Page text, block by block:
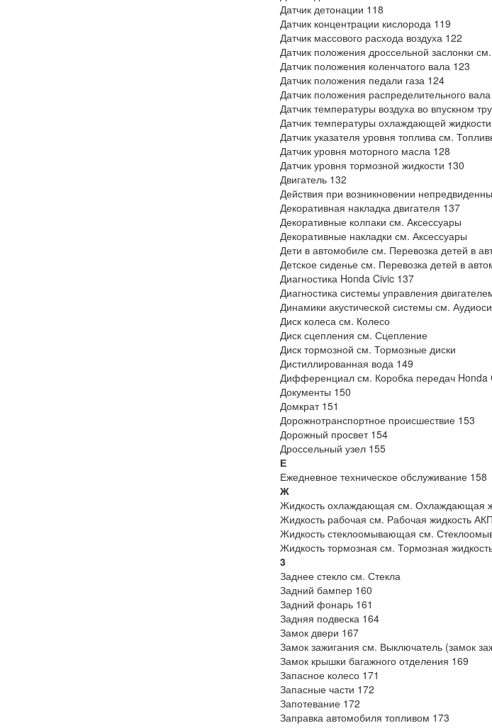
Датчик детонации 118
Датчик концентрации кислорода 119
Датчик массового расхода воздуха 122
Датчик положения дроссельной заслонки
Датчик положения коленчатого вала 123
Датчик положения педали газа 124
Датчик положения распределительного
Датчик температуры воздуха во впускном
Датчик температуры охлаждающей
Датчик указателя уровня топлива см.
Датчик уровня моторного масла 128
Датчик уровня тормозной жидкости 130
Двигатель 132
Действия при возникновении
Декоративная накладка двигателя 137
Декоративные колпаки см. Аксессуары
Декоративные накладки см. Аксессуары
Дети в автомобиле см. Перевозка детей в
Детское сиденье см. Перевозка детей в
Диагностика Honda Civic 137
Диагностика системы управления
Динамики акустической системы см.
Диск колеса см. Колесо
Диск сцепления см. Сцепление
Диск тормозной см. Тормозные диски
Дистиллированная вода 149
Дифференциал см. Коробка передач Honda
Документы 150
Домкрат 151
Дорожнотранспортное происшествие 153
Дорожный просвет 154
Дроссельный узел 155
Е
Ежедневное техническое обслуживание 158
Ж
Жидкость охлаждающая см. Охлаждающая
Жидкость рабочая см. Рабочая жидкость АКП
Жидкость стеклоомывающая см.
Жидкость тормозная см. Тормозная
3
Заднее стекло см. Стекла
Задний бампер 160
Задний фонарь 161
Задняя подвеска 164
Замок двери 167
Замок зажигания см. Выключатель (замок
Замок крышки багажного отделения 169
Запасное колесо 171
Запасные части 172
Запотевание 172
Заправка автомобиля топливом 173